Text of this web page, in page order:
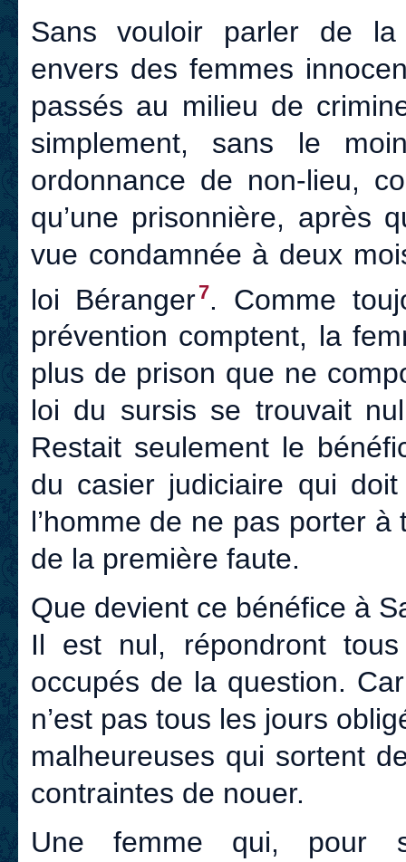
Sans vouloir parler de la
envers des femmes
passés au milieu de
simplement, sans le
ordonnance de non-lieu,
qu’une prisonnière, après
vue condamnée à deux
loi Béranger7. Comme
prévention comptent, la
plus de prison que ne
loi du sursis se trouvait
Restait seulement le
du casier judiciaire qui
l’homme de ne pas porter
de la première faute.
Que devient ce bénéfice à
Il est nul, répondront
occupés de la question.
n’est pas tous les jours
malheureuses qui sortent
contraintes de nouer.
Une femme qui, pour